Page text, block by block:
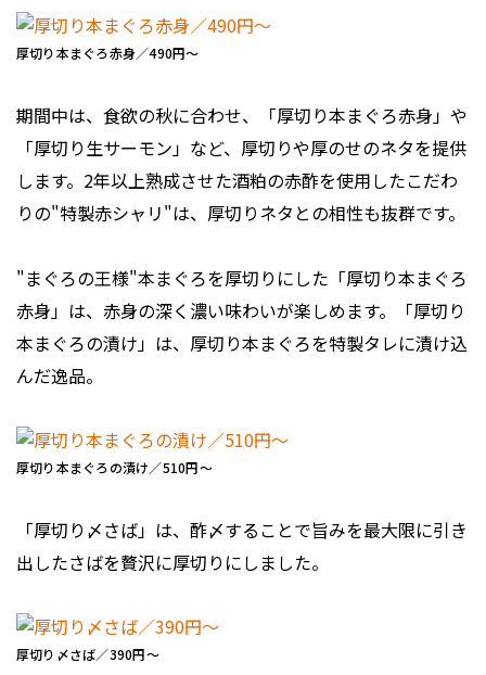
厚切り本まぐろ赤身／490円～
期間中は、食欲の秋に合わせ、「厚切り本まぐろ赤身」や
「厚切り生サーモン」など、厚切りや厚のせのネタを提供
します。2年以上熟成させた酒粕の赤酢を使用したこだわ
りの"特製赤シャリ"は、厚切りネタとの相性も抜群です。
"まぐろの王様"本まぐろを厚切りにした「厚切り本まぐろ
赤身」は、赤身の深く濃い味わいが楽しめます。「厚切り
本まぐろの漬け」は、厚切り本まぐろを特製タレに漬け込
んだ逸品。
厚切り本まぐろの漬け／510円～
「厚切り〆さば」は、酢〆することで旨みを最大限に引き
出したさばを贅沢に厚切りにしました。
厚切り〆さば／390円～